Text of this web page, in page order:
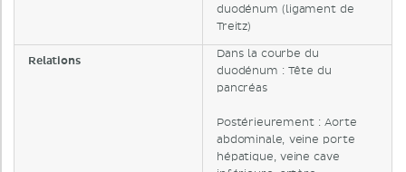
duodénum (ligament de
Treitz)
Relations
Dans la courbe du
duodénum : Tête du
pancréas
Postérieurement : Aorte
abdominale, veine porte
hépatique, veine cave